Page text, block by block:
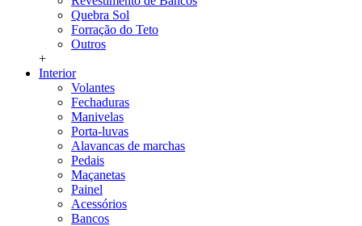
Quebra Sol
Forração do Teto
Outros
+
Interior
Volantes
Fechaduras
Manivelas
Porta-luvas
Alavancas de marchas
Pedais
Maçanetas
Painel
Acessórios
Bancos